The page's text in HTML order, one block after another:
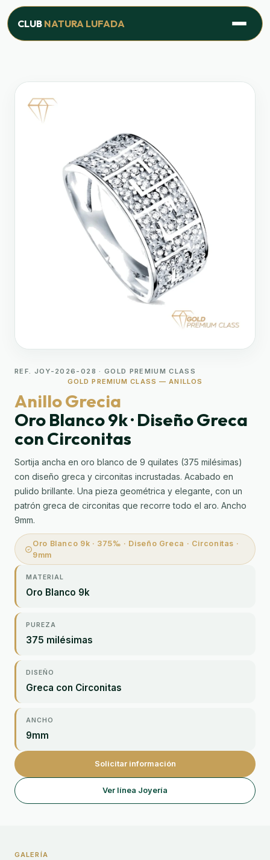
CLUB NATURA LUFADA
REF. JOY-2026-028 · GOLD PREMIUM CLASS
GOLD PREMIUM CLASS — ANILLOS
Anillo Grecia
Oro Blanco 9k · Diseño Greca
con Circonitas
Sortija ancha en oro blanco de 9 quilates (375 milésimas)
con diseño greca y circonitas incrustadas. Acabado en
pulido brillante. Una pieza geométrica y elegante, con un
patrón greca de circonitas que recorre todo el aro. Ancho
9mm.
Oro Blanco 9k · 375‰ · Diseño Greca · Circonitas ·
9mm
MATERIAL
Oro Blanco 9k
PUREZA
375 milésimas
DISEÑO
Greca con Circonitas
ANCHO
9mm
Solicitar información
Ver línea Joyería
GALERÍA